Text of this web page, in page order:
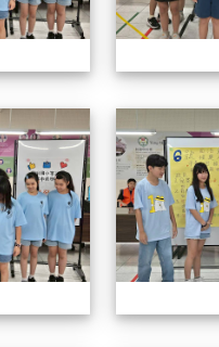
114自治市候選